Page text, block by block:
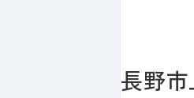
長野